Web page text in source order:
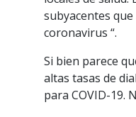
subyacentes que
coronavirus “.
Si bien parece
altas tasas de
para COVID-19.